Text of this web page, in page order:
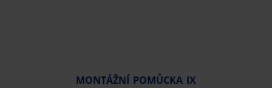
MONTÁŽNÍ POMŮCKA IX